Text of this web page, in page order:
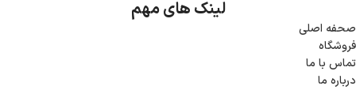
لینک های مهم
صحفه اصلی
فروشگاه
تماس با ما
درباره ما